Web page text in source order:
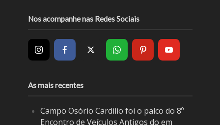
Nos acompanhe nas Redes Sociais
As mais recentes
Campo Osório Cardilio foi o palco do 8º
Encontro de Veículos Antigos do em